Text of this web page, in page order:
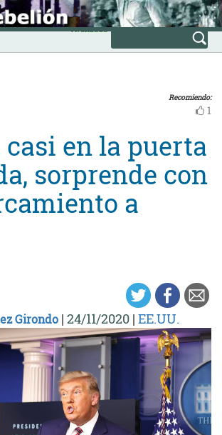
Avanzada
Recomiendo:
1
en la puerta
sorprende con
a
Girondo | 24/11/2020 | EE.UU.